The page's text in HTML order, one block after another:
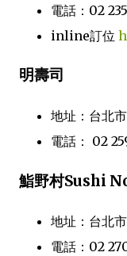
電話：02
inline訂位
明壽司
地址：台北
電話： 02
鮨野村Sushi
地址：台北
電話：02